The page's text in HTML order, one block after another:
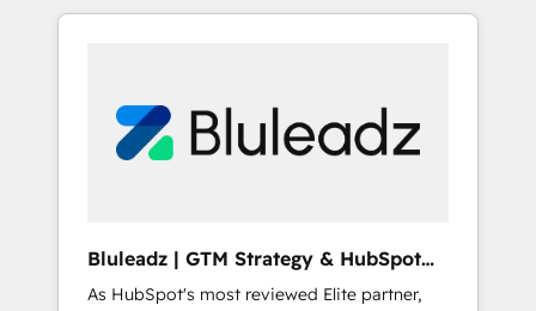
to HubSpot or expanding into more
long-term value and a consistently strong
client experience.
journey mapping, and measurable KPIs. Only
Connectors, workflows, and data
architectures that make HubSpot the
HubSpot beyond standard configurations. -
AI-FIRST- AI across customer-facing
Bluleadz | GTM Strategy & HubSpot
Implementation
As HubSpot's most reviewed Elite partner,